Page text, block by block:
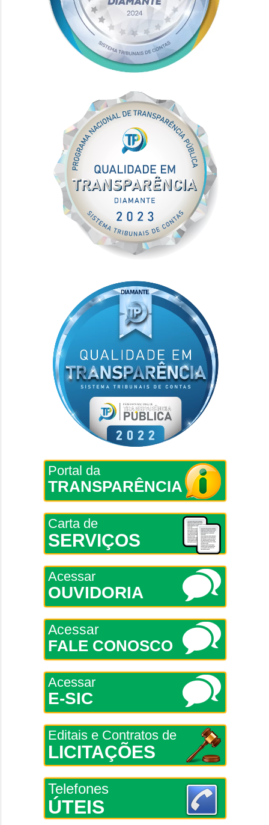
Portal da
TRANSPARÊNCIA
Carta de
SERVIÇOS
Acessar
OUVIDORIA
Acessar
FALE CONOSCO
Acessar
E-SIC
Editais e Contratos de
LICITAÇÕES
Telefones
ÚTEIS